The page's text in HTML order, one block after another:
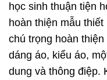
học sinh thuận tiện
hoàn thiện mẫu
chú trọng hoàn
dáng áo, kiểu áo,
dung và thông điệp.